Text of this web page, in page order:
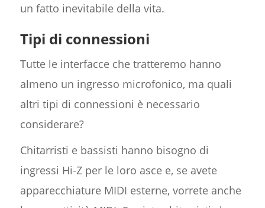
un fatto inevitabile della vita.
Tipi di connessioni
Tutte le interfacce che tratteremo hanno
almeno un ingresso microfonico, ma quali
altri tipi di connessioni è necessario
considerare?
Chitarristi e bassisti hanno bisogno di
ingressi Hi-Z per le loro asce e, se avete
apparecchiature MIDI esterne, vorrete anche